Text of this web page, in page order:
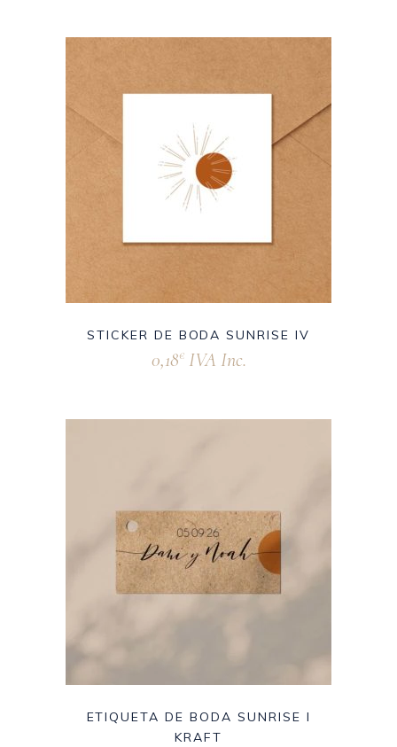
STICKER DE BODA SUNRISE IV
0,18€ IVA Inc.
ETIQUETA DE BODA SUNRISE I
KRAFT